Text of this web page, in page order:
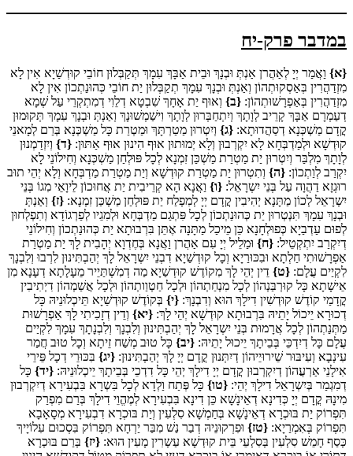
במדבר פרק-יח
{א} וַאֲמַר יְיָ לְאַהֲרן אַנְתְּ וּבְנָךְ וּבֵית אַבָּךְ עִמָךְ תְּקַבְּלוּן חוֹבֵי קוּדְשַׁיָא אִין לָא
מִזְדַהֲרִין בְּאַסְקוּתְהוֹן וְאַנְתְּ וּבְנָךְ עִמָךְ תְקַבְּלוּן יַת חוֹבֵי כְּהוּנַתְכוֹן אִין לָא
מִזְדַהֲרִין בְּאַפְרָשׁוּתְהוֹן: {ב} וְאוּף יַת אָחָךְ שִׁבְטָא דְלֵוִי דְמִתְקְרֵי עַל שְׁמָא
דְעַמְרָם אַבָּךְ קָרֵיב לְוָתָךְ וְיִתְחַבְּרוּן לְוָתָךְ וִישַׁמְשׁוּנָךְ וְאַנְתְּ וּבְנָךְ עִמָךְ תְּקוּמוּן
קֳדָם מַשְׁכְּנָא דְסַהֲדוּתָא: {ג} וְיִטְרוּן מַטַרְתָּךְ וּמַטְרַת כָּל מַשְׁכְּנָא בְּרַם לְמָאנֵי
קוּדְשָׁא וּלְמַדְבְּחָא לָא יִקְרְבוּן וְלָא יְמוּתוּן אוּף הִינוּן אוּף אַתּוּן: {ד} וְיִזְדַמְנוּן
לְוָתָךְ מִלְבַּר וְיִטְרוּן יַת מַטְרַת מַשְׁכַּן זִמְנָא לְכָל פּוּלְחַן מַשְׁכְּנָא וְחִילוֹנֵי לָא
יִקְרַב לְוַתְכוֹן: {ה} וְתִטְרוּן יַת מַטְרַת קוּדְשָׁא וְיַת מַטְרַת מַדְבְּחָא וְלָא יְהֵי תוּב
רוּגְזָא דַהֲוָה עַל בְּנֵי יִשְרָאֵל: {ו} וַאֲנָא הָא קְרֵיבִית יַת אֲחוּכוֹן לֵיוָאֵי מִגוֹ בְּנֵי
יִשְרָאֵל לְכוֹן מַתָּנָא יְהִיבִין קֳדָם יְיָ לְמִפְלַח יַת פּוּלְחַן מַשְׁכַּן זִמְנָא: {ז} וְאַנְתְּ
וּבְנָךְ עִמָךְ תִּנְטְרוּן יַת כְּהוּנַתְכוֹן לְכָל פִּתְגַם מַדְבְּחָא וּלְמִגֵיו לְפַרְגוֹדָא וְתִפְלְחוּן
לְפוּם עַדְבַיָא כְּפוּלְחָנָא כֵּן מֵיכַל מַתָּנָה אֶתֵּן בִּרְבוּתָא יַת כְּהוּנַתְכוֹן וְחִילוֹנֵי
דְיִקְרַב יִתְקְטֵיל: {ח} וּמַלֵיל יְיָ עִם אַהֲרן וַאֲנָא בְּחֶדְוָא יְהָבִית לָךְ יַת מַטְרַת
אַפְרָשׁוּתִי חַלְתָא וּבִכּוּרַיָא וְכָל קוּדְשַׁיָא דִבְנֵי יִשְרָאֵל לָךְ יְהַבְתִּינוּן לִרְבוּ וְלִבְנָךְ
לִקְיַים עֲלָם: {ט} דֵין יְהֵי לָךְ מִקוֹדֶשׁ קוּדְשַׁיָא מַה דְמִשְׁתַּיֵיר מֵעָלָתָא דְעָנָא מִן
אֵישָׁתָא כָּל קוּרְבַּנְהוֹן לְכָל מִנְחַתְהוֹן וּלְכָל חַטְוַותְהוֹן וּלְכָל אֲשַׁמְהוֹן דִיְתִיבִין
קֳדָמַי קוֹדֶשׁ קוּדְשִׁין דִילָךְ הוּא וְדִבְנָךְ: {י} בְּקוֹדֶשׁ קוּדְשַׁיָא תֵּיכְלוּנֵיהּ כָּל
דְכוּרָא יֵיכוֹל יָתֵיהּ בִּרְבוּתָא קוּדְשָׁא יְהֵי לָךְ: {יא} וְדֵין דְזָכִיתִי לָךְ אַפְרָשׁוּת
מַתְּנַתְהוֹן לְכָל אֲרָמוּת בְּנֵי יִשְרָאֵל לָךְ יְהַבְתִּינוּן וְלִבְנָךְ וְלִבְנָתָךְ עִמָךְ לִקְיַים
עֲלָם כָּל דְיִדְכֵּי בְּבֵיתָךְ יֵיכוּל יָתֵיהּ: {יב} כָּל טוּב מְשַׁח זֵיתָא וְכָל טוּב חֲמַר
עִינְבָא וְעִיבּוּר שֵׁירוּיֵיהוֹן דְיִתְּנוּן קֳדָם יְיָ לָךְ יְהַבְתִּינוּן: {יג} בִּכּוּרֵי דְכָל פֵּירֵי
אִילָנֵי אַרְעֲהוֹן דְיִקְרְבוּן קֳדָם יְיָ דִילָךְ יְהֵי כָּל דִדְכֵי בְּבֵיתָךְ יֵיכְלוּנֵיהּ: {יד} כָּל
דְמִגְמַר בְּיִשְרָאֵל דִילָךְ יְהֵי: {טו} כָּל פְּתַח וַלְדָא לְכָל בִּשְרָא בִּבְעִירָא דְיִקְרְבוּן
מִינָהּ קֳדָם יְיָ כְּדִינָא דְאֵינָשָׁא כֵּן דִינָא בִּבְעִירָא לְמֶהֱוֵי דִילָךְ בְּרַם מִפְרַק
תִּפְרוֹק יַת בּוּכְרָא דְאֵינָשָׁא בְּחַמְשָׁא סִלְעִין וְיַת בּוּכְרָא דִבְעִירָא מְסָאָבָא
תִּפְרוֹק בְּאִמְרַיָא: {טז} וּפִרְקוּנֵיהּ דְבַר נַשׁ מִבַּר יַרְחָא תִּפְרוֹק בִּסְכוּם עִלוֹיָיךְ
כְּסַף חָמֵשׁ סִלְעִין בְּסִלְעֵי בֵּית קוּדְשָׁא עַשְרִין מָעִין הוּא: {יז} בְּרַם בּוּכְרָא